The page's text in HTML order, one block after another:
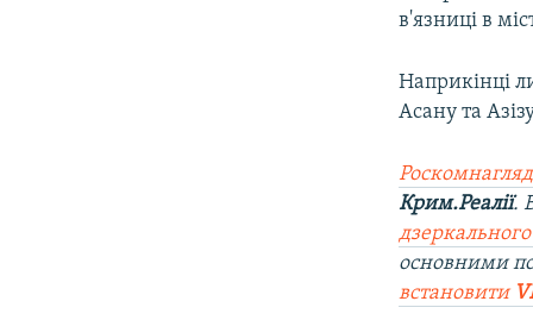
в'язниці в
Наприкінці
Асану та
Крим.Реалії.
основними
встановити